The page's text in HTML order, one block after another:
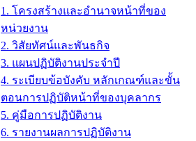
1. โครงสร้างและอำนาจหน้าที่ของ
หน่วยงาน
2. วิสัยทัศน์และพันธกิจ
3. แผนปฏิบัติงานประจำปี
4. ระเบียบข้อบังคับ หลักเกณฑ์และขั้น
ตอนการปฏิบัติหน้าที่ของบุคลากร
5. คู่มือการปฏิบัติงาน
6. รายงานผลการปฏิบัติงาน